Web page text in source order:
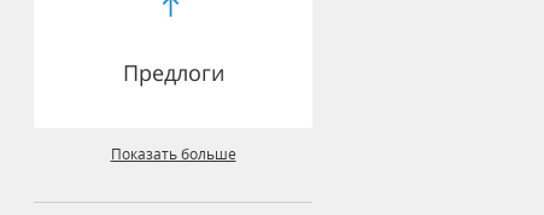
Предлоги
Показать больше